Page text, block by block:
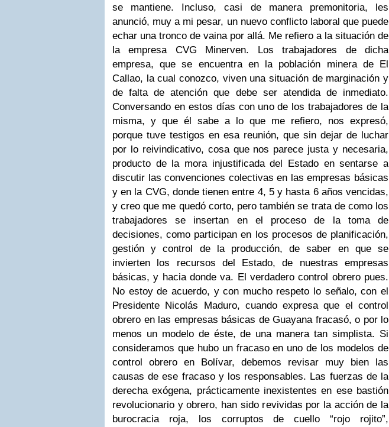
se mantiene. Incluso, casi de manera premonitoria, les
anunció, muy a mi pesar, un nuevo conflicto laboral que puede
echar una tronco de vaina por allá. Me refiero a la situación de
la empresa CVG Minerven. Los trabajadores de dicha
empresa, que se encuentra en la población minera de El
Callao, la cual conozco, viven una situación de marginación y
de falta de atención que debe ser atendida de inmediato.
Conversando en estos días con uno de los trabajadores de la
misma, y que él sabe a lo que me refiero, nos expresó,
porque tuve testigos en esa reunión, que sin dejar de luchar
por lo reivindicativo, cosa que nos parece justa y necesaria,
producto de la mora injustificada del Estado en sentarse a
discutir las convenciones colectivas en las empresas básicas
y en la CVG, donde tienen entre 4, 5 y hasta 6 años vencidas,
y creo que me quedó corto, pero también se trata de como los
trabajadores se insertan en el proceso de la toma de
decisiones, como participan en los procesos de planificación,
gestión y control de la producción, de saber en que se
invierten los recursos del Estado, de nuestras empresas
básicas, y hacia donde va. El verdadero control obrero pues.
No estoy de acuerdo, y con mucho respeto lo señalo, con el
Presidente Nicolás Maduro, cuando expresa que el control
obrero en las empresas básicas de Guayana fracasó, o por lo
menos un modelo de éste, de una manera tan simplista. Si
consideramos que hubo un fracaso en uno de los modelos de
control obrero en Bolívar, debemos revisar muy bien las
causas de ese fracaso y los responsables. Las fuerzas de la
derecha exógena, prácticamente inexistentes en ese bastión
revolucionario y obrero, han sido revividas por la acción de la
burocracia roja, los corruptos de cuello “rojo rojito”,